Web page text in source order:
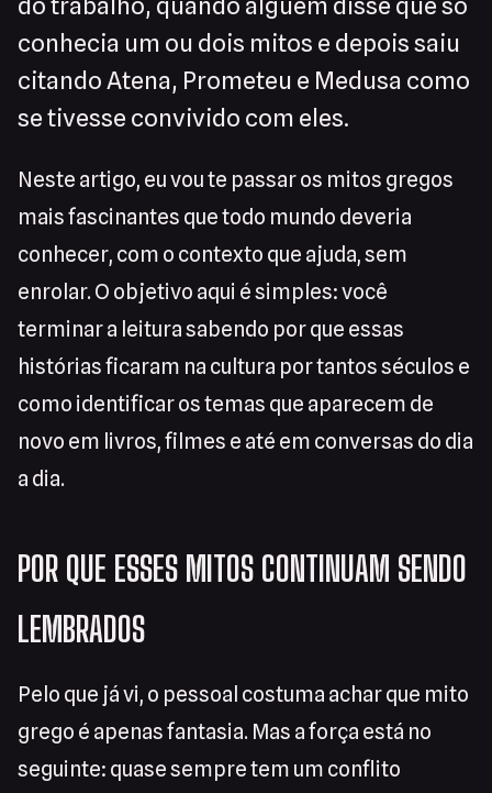
do trabalho, quando alguém disse que só
conhecia um ou dois mitos e depois saiu
citando Atena, Prometeu e Medusa como
se tivesse convivido com eles.
Neste artigo, eu vou te passar os mitos gregos
mais fascinantes que todo mundo deveria
conhecer, com o contexto que ajuda, sem
enrolar. O objetivo aqui é simples: você
terminar a leitura sabendo por que essas
histórias ficaram na cultura por tantos séculos e
como identificar os temas que aparecem de
novo em livros, filmes e até em conversas do dia
a dia.
POR QUE ESSES MITOS CONTINUAM SENDO
LEMBRADOS
Pelo que já vi, o pessoal costuma achar que mito
grego é apenas fantasia. Mas a força está no
seguinte: quase sempre tem um conflito